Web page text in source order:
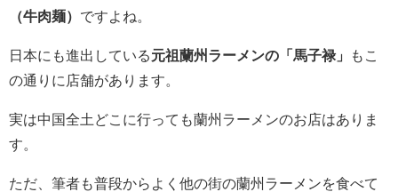
（牛肉麺） ですよね。
日本にも進出している元祖蘭州ラーメンの「 馬子禄」
もこ
の通りに店舗があります。
実は中国全土どこに行っても蘭州ラーメンのお店はありま
す。
ただ、筆者も普段からよく他の街の蘭州ラーメンを食べて